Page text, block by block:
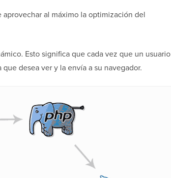
al máximo la optimización del
Esto significa que cada vez que un usuario
desea ver y la envía a su navegador.